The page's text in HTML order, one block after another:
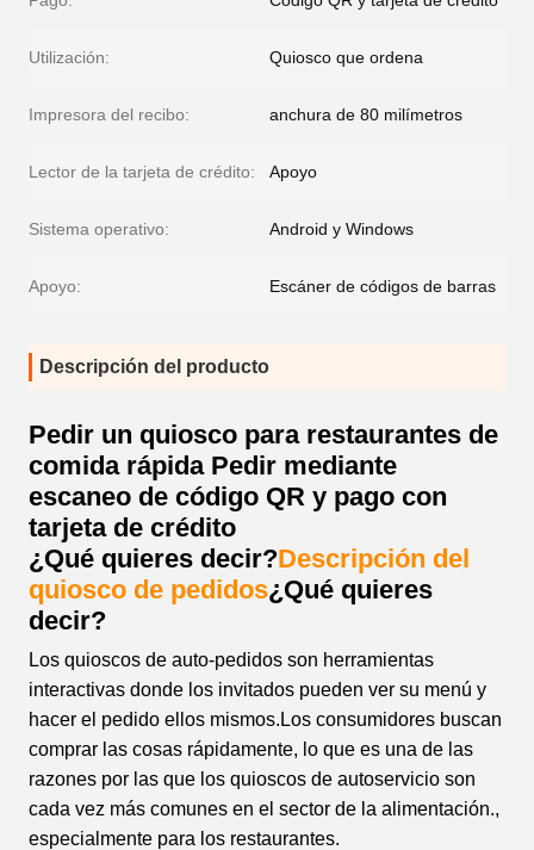
Utilización: Quiosco que ordena
Impresora del recibo: anchura de 80 milímetros
Lector de la tarjeta de crédito: Apoyo
Sistema operativo: Android y Windows
Apoyo: Escáner de códigos de barras
Descripción del producto
Pedir un quiosco para restaurantes de
comida rápida Pedir mediante
escaneo de código QR y pago con
tarjeta de crédito
¿Qué quieres decir?Descripción del
quiosco de pedidos¿Qué quieres
decir?
Los quioscos de auto-pedidos son herramientas
interactivas donde los invitados pueden ver su menú y
hacer el pedido ellos mismos.Los consumidores buscan
comprar las cosas rápidamente, lo que es una de las
razones por las que los quioscos de autoservicio son
cada vez más comunes en el sector de la alimentación.,
especialmente para los restaurantes.